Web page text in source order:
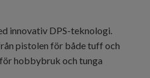
innovativ DPS-teknologi.
pistolen för både tuff och
hobbybruk och tunga